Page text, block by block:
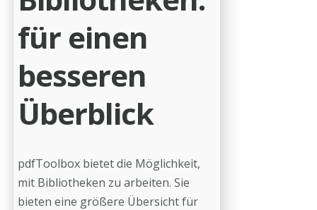
für einen
besseren
Überblick
pdfToolbox bietet die Möglichkeit,
mit Bibliotheken zu arbeiten. Sie
bieten eine größere Übersicht für